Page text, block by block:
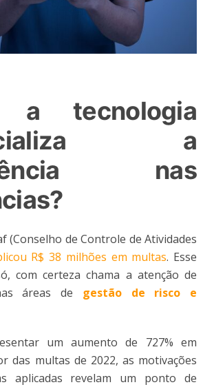
a tecnologia
a
nas
(Conselho de Controle de Atividades
R$ 38 milhões em multas. Esse
com certeza chama a atenção de
áreas de gestão de risco e
um aumento de 727% em
das multas de 2022, as motivações
aplicadas revelam um ponto de